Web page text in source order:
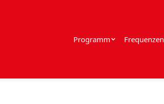
Programm Frequenzen